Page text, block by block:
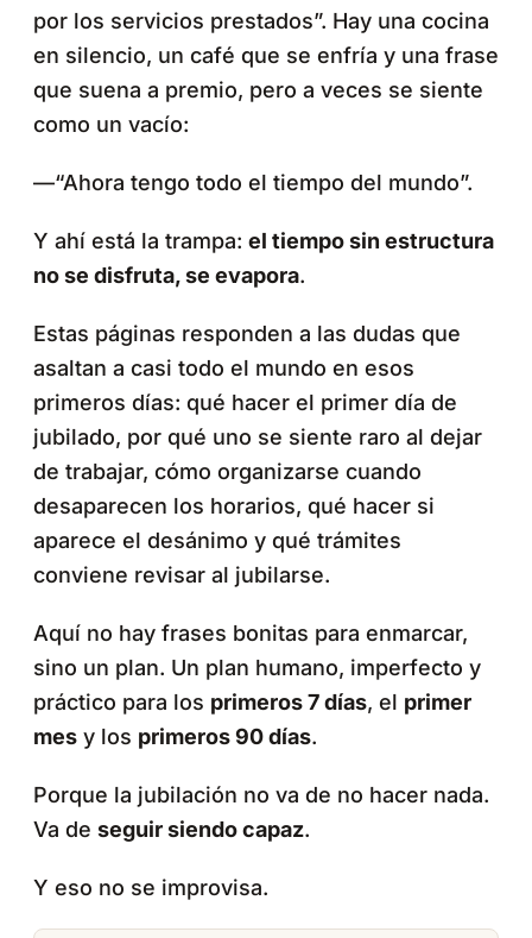
por los servicios prestados”. Hay una cocina
en silencio, un café que se enfría y una frase
que suena a premio, pero a veces se siente
como un vacío:
—“Ahora tengo todo el tiempo del mundo”.
Y ahí está la trampa: el tiempo sin estructura
no se disfruta, se evapora.
Estas páginas responden a las dudas que
asaltan a casi todo el mundo en esos
primeros días: qué hacer el primer día de
jubilado, por qué uno se siente raro al dejar
de trabajar, cómo organizarse cuando
desaparecen los horarios, qué hacer si
aparece el desánimo y qué trámites
conviene revisar al jubilarse.
Aquí no hay frases bonitas para enmarcar,
sino un plan. Un plan humano, imperfecto y
práctico para los primeros 7 días, el primer
mes y los primeros 90 días.
Porque la jubilación no va de no hacer nada.
Va de seguir siendo capaz.
Y eso no se improvisa.